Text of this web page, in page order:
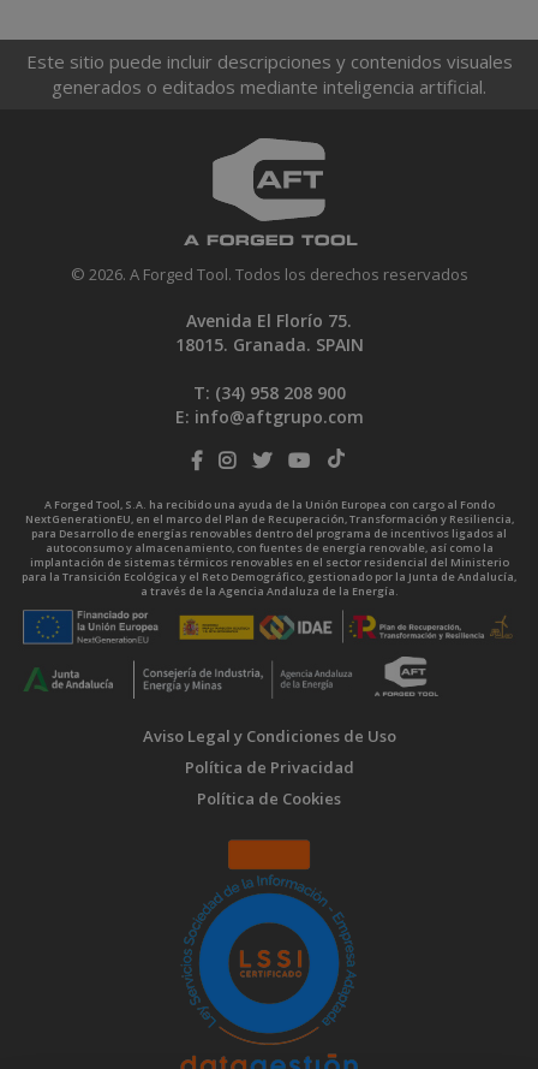
Este sitio puede incluir descripciones y contenidos visuales
generados o editados mediante inteligencia artificial.
© 2026. A Forged Tool. Todos los derechos reservados
Avenida El Florío 75.
18015. Granada. SPAIN
T: (34) 958 208 900
E: info@aftgrupo.com
A Forged Tool, S.A. ha recibido una ayuda de la Unión Europea con cargo al Fondo
NextGenerationEU, en el marco del Plan de Recuperación, Transformación y Resiliencia,
para Desarrollo de energías renovables dentro del programa de incentivos ligados al
autoconsumo y almacenamiento, con fuentes de energía renovable, así como la
implantación de sistemas térmicos renovables en el sector residencial del Ministerio
para la Transición Ecológica y el Reto Demográfico, gestionado por la Junta de Andalucía,
a través de la Agencia Andaluza de la Energía.
Aviso Legal y Condiciones de Uso
Política de Privacidad
Política de Cookies